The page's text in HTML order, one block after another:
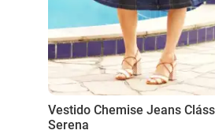
Vestido Chemise Jeans
Serena